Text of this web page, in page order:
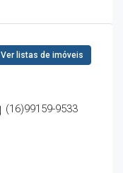
Ver listas de imóveis
(16)99159-9533